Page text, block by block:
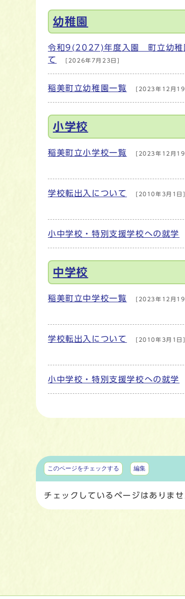
幼稚園
令和9(2027)年度入園 町立幼稚
て
[2026年7月23日]
稲美町立幼稚園一覧 [2023年12月19
小学校
稲美町立小学校一覧 [2023年12月19
学校転出入について [2010年3月1日]
小中学校・特別支援学校への就学
中学校
稲美町立中学校一覧 [2023年12月19
学校転出入について [2010年3月1日]
小中学校・特別支援学校への就学
マイページ
このページをチェックする 編集
チェックしているページはありませ